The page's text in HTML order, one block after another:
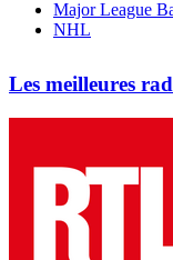
Major League
NHL
Les meilleures